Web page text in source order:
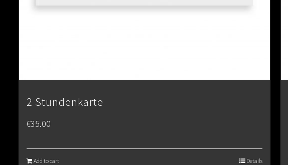
2 Stundenkarte
€35.00
Add to cart Details